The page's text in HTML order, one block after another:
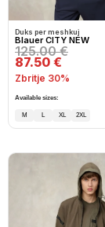
Duks per meshkuj
Blauer CITY NEW
125.00 €
87.50 €
Zbritje 30%
Available sizes:
M L XL 2XL